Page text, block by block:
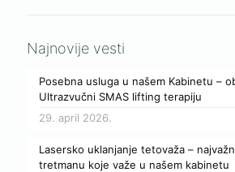
Najnovije vesti
Posebna usluga u našem Kabinetu –
Ultrazvučni SMAS lifting terapiju
29. april 2026.
Lasersko uklanjanje tetovaža –
tretmanu koje važe u našem kabinetu